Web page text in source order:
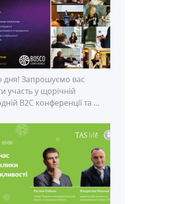
дня! Запрошуємо вас
участь у щорічній
В2С конференції та ...